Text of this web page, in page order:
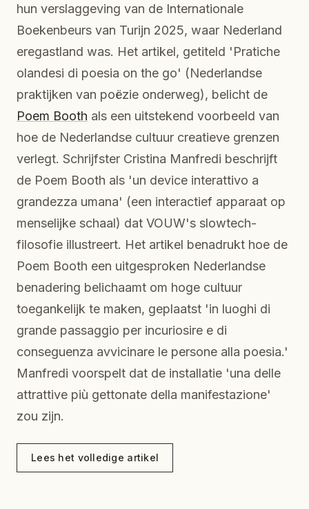
hun verslaggeving van de Internationale
Boekenbeurs van Turijn 2025, waar Nederland
eregastland was. Het artikel, getiteld 'Pratiche
olandesi di poesia on the go' (Nederlandse
praktijken van poëzie onderweg), belicht de
Poem Booth als een uitstekend voorbeeld van
hoe de Nederlandse cultuur creatieve grenzen
verlegt. Schrijfster Cristina Manfredi beschrijft
de Poem Booth als 'un device interattivo a
grandezza umana' (een interactief apparaat op
menselijke schaal) dat VOUW's slowtech-
filosofie illustreert. Het artikel benadrukt hoe de
Poem Booth een uitgesproken Nederlandse
benadering belichaamt om hoge cultuur
toegankelijk te maken, geplaatst 'in luoghi di
grande passaggio per incuriosire e di
conseguenza avvicinare le persone alla poesia.'
Manfredi voorspelt dat de installatie 'una delle
attrattive più gettonate della manifestazione'
zou zijn.
Lees het volledige artikel